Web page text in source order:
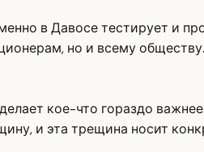
в Давосе тестирует и
но и всему
кое-что гораздо
и эта трещина носит